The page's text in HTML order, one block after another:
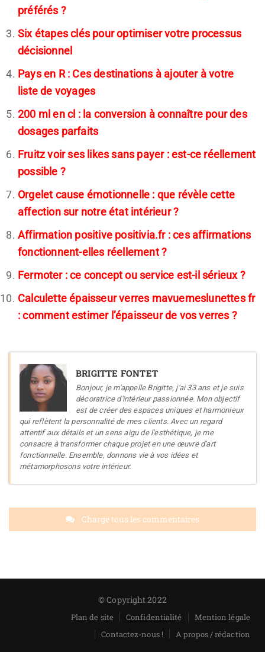
préférés ?
Six étapes clés pour optimiser votre processus
décisionnel
Pays en R : Ces destinations à ajouter à votre
liste de voyages
200 ml en cl : la conversion à connaître pour des
dosages parfaits
Fruitz voir ses likes sans payer : est-ce réellement
possible ?
Orgelet cause émotionnelle : que révèle cette
affection sur notre état intérieur ?
Affirmation positive positivia.fr : ces affirmations
fonctionnent-elles réellement ?
Fermoter : ce concept ou service est-il sérieux ?
Calculette épaisseur verres mavuemeslunettes fr
: comment estimer l’épaisseur de vos verres ?
BRIGITTE FONTET
Bonjour, je m'appelle Brigitte, j'ai 33 ans et je suis
décoratrice d'intérieur passionnée. Mon objectif
est de créer des espaces uniques et harmonieux
qui reflètent la personnalité de mes clients. Avec un regard
attentif aux détails et un sens aigu de l'esthétique, je me
consacre à transformer chaque projet en une œuvre d'art
fonctionnelle. Ensemble, donnons vie à vos idées et
métamorphosons votre intérieur.
Charge tous les commentaires
© Copyright 2022
Plan de site Confidentialité
Mention légale
Contactez-nous !
A propos / rédaction